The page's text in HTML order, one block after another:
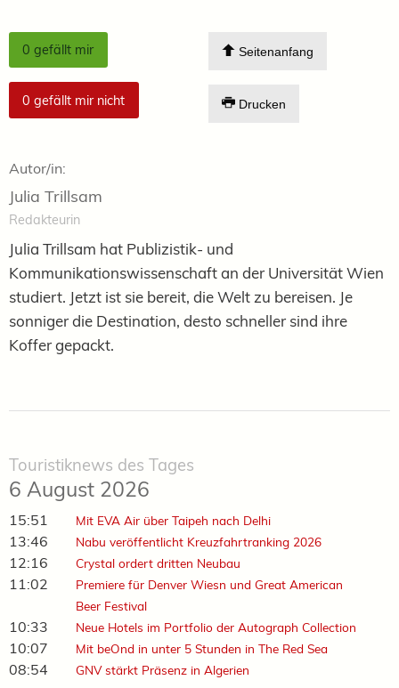
0 gefällt mir
0 gefällt mir nicht
Seitenanfang
Drucken
Autor/in:
Julia Trillsam
Redakteurin
Julia Trillsam hat Publizistik- und
Kommunikationswissenschaft an der Universität Wien
studiert. Jetzt ist sie bereit, die Welt zu bereisen. Je
sonniger die Destination, desto schneller sind ihre
Koffer gepackt.
Touristiknews des Tages
6 August 2026
15:51 Mit EVA Air über Taipeh nach Delhi
13:46 Nabu veröffentlicht Kreuzfahrtranking 2026
12:16 Crystal ordert dritten Neubau
11:02
Premiere für Denver Wiesn und Great American
Beer Festival
10:33 Neue Hotels im Portfolio der Autograph Collection
10:07 Mit beOnd in unter 5 Stunden in The Red Sea
08:54 GNV stärkt Präsenz in Algerien